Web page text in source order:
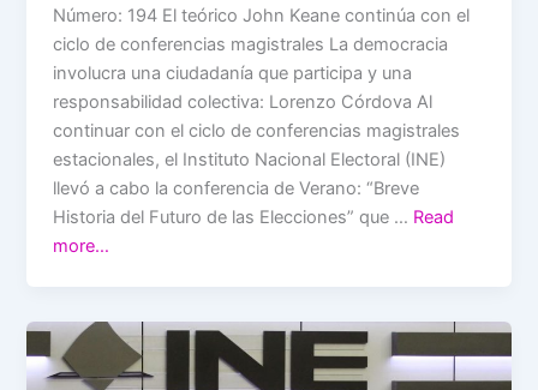
Número: 194 El teórico John Keane continúa con el
ciclo de conferencias magistrales La democracia
involucra una ciudadanía que participa y una
responsabilidad colectiva: Lorenzo Córdova Al
continuar con el ciclo de conferencias magistrales
estacionales, el Instituto Nacional Electoral (INE)
llevó a cabo la conferencia de Verano: “Breve
Historia del Futuro de las Elecciones” que … Read
more…